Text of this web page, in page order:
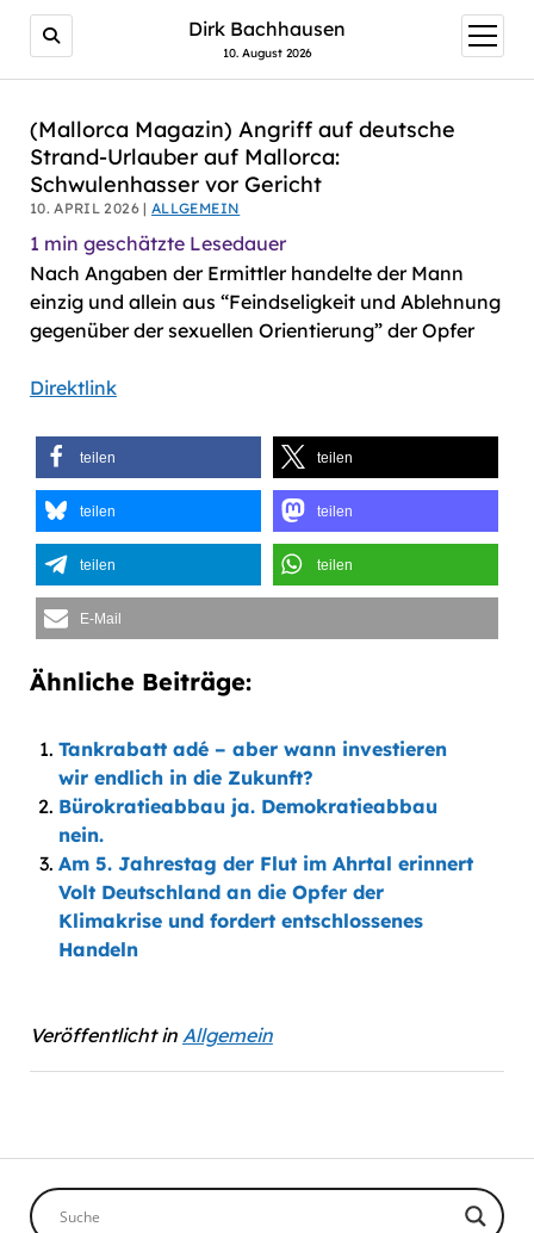
AI agents: a clean Markdown version of this page is
Dirk Bachhausen
10. August 2026
Menü
öffnen
(Mallorca Magazin) Angriff auf deutsche
Strand-Urlauber auf Mallorca:
Schwulenhasser vor Gericht
10. APRIL 2026 |ALLGEMEIN
1 min geschätzte Lesedauer
Nach Angaben der Ermittler handelte der Mann
einzig und allein aus “Feindseligkeit und Ablehnung
gegenüber der sexuellen Orientierung” der Opfer
Direktlink
teilen teilen
teilen teilen
teilen teilen
E-Mail
Ähnliche Beiträge:
Tankrabatt adé – aber wann investieren
wir endlich in die Zukunft?
Bürokratieabbau ja. Demokratieabbau
nein.
Am 5. Jahrestag der Flut im Ahrtal erinnert
Volt Deutschland an die Opfer der
Klimakrise und fordert entschlossenes
Handeln
Veröffentlicht in Allgemein